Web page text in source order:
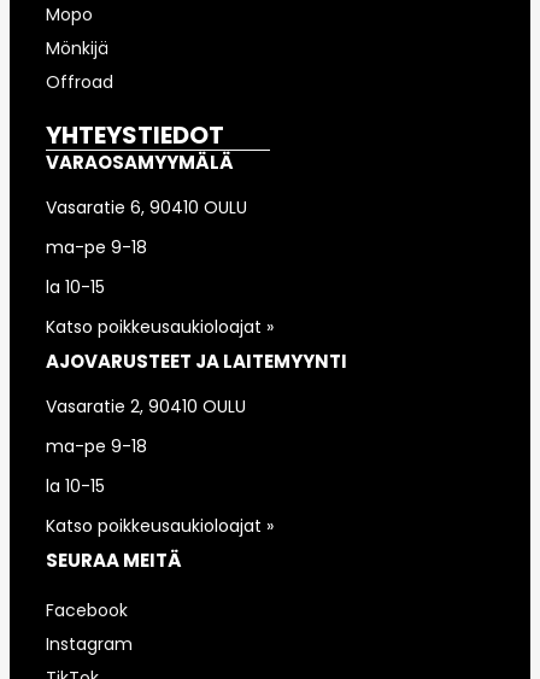
Mopo
Mönkijä
Offroad
YHTEYSTIEDOT
VARAOSAMYYMÄLÄ
Vasaratie 6, 90410 OULU
ma-pe 9-18
la 10-15
Katso poikkeusaukioloajat »
AJOVARUSTEET JA LAITEMYYNTI
Vasaratie 2, 90410 OULU
ma-pe 9-18
la 10-15
Katso poikkeusaukioloajat »
SEURAA MEITÄ
Facebook
Instagram